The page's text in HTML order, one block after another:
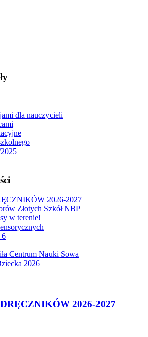
dla nauczycieli
2026-2027
Złotych Szkół NBP
w terenie!
6
Centrum Nauki Sowa
2026
2026-2027